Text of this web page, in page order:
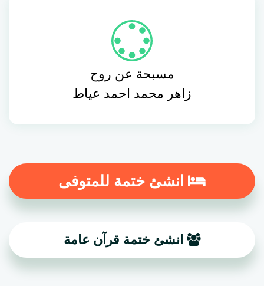
مسبحة عن روح
زاهر محمد احمد عياط